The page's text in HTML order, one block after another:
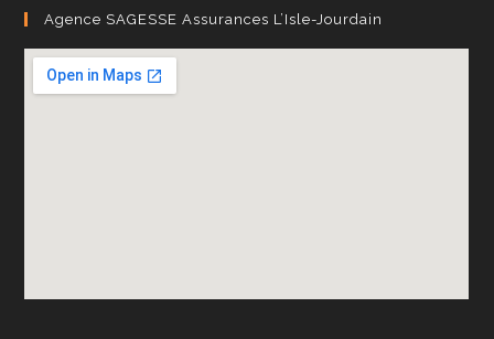
Agence SAGESSE Assurances L’Isle-Jourdain